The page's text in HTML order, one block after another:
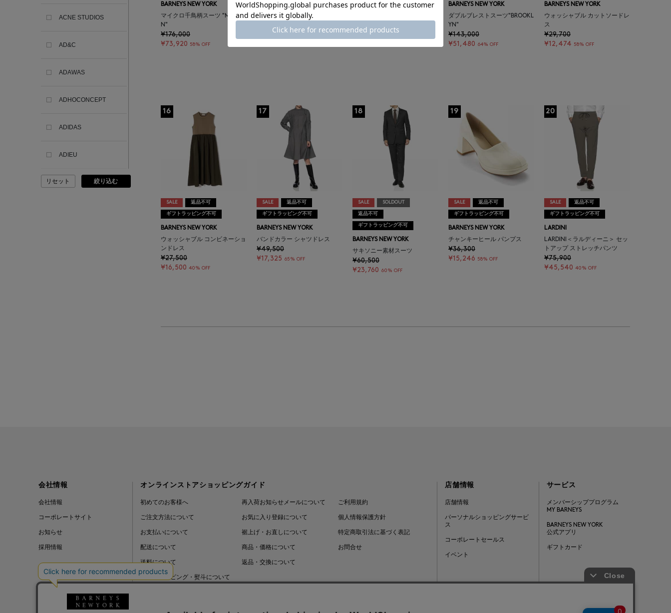
ACNE STUDIOS
AD&C
ADAWAS
ADHOCONCEPT
ADIDAS
ADIEU
ADLIN HUE
AMOMENTO
ANCELLM
ANDERSONS
リセット 絞り込む
BARNEYS NEW YORK
マイクロ千鳥柄スーツ "MADISO
N"
¥176,000
¥73,920 58% OFF
BARNEYS NEW YORK
スリーピーススーツ"MADISON"
¥176,000
SACAI
¥88,000
BARNEYS NEW YORK
ダブルブレストスーツ"BROOKL
YN"
¥143,000
¥51,480 64% OFF
BARNEYS NEW YORK
ウォッシャブル カットソードレ
ス
¥29,700
¥12,474 58% OFF
16
SALE 返品不可
ギフトラッピング不可
BARNEYS NEW YORK
ウォッシャブル コンビネーショ
ンドレス
¥27,500
¥16,500 40% OFF
17
SALE 返品不可
ギフトラッピング不可
BARNEYS NEW YORK
バンドカラー シャツドレス
¥49,500
¥17,325 65% OFF
18
SALE SOLDOUT
返品不可
ギフトラッピング不可
BARNEYS NEW YORK
サキソニー素材スーツ
¥60,500
¥23,760 60% OFF
19
SALE 返品不可
ギフトラッピング不可
BARNEYS NEW YORK
チャンキーヒール パンプス
¥36,300
¥15,246 58% OFF
20
SALE 返品不可
ギフトラッピング不可
LARDINI
LARDINI＜ラルディーニ＞ セッ
トアップ ストレッチパンツ
¥75,900
¥45,540 40% OFF
会社情報
会社情報
コーポレートサイト
お知らせ
採用情報
オンラインストアショッピングガイド
初めてのお客様へ
ご注文方法について
お支払いについて
配送について
送料について
ギフトラッピング・熨斗について
再入荷お知らせメールについて
お気に入り登録について
裾上げ・お直しについて
商品・価格について
返品・交換について
ご利用規約
個人情報保護方針
特定商取引法に基づく表記
お問合せ
店舗情報
店舗情報
パーソナルショッピングサービ
ス
コーポレートセールス
イベント
サービス
メンバーシッププログラム
MY BARNEYS
BARNEYS NEW YORK
公式アプリ
ギフトカード